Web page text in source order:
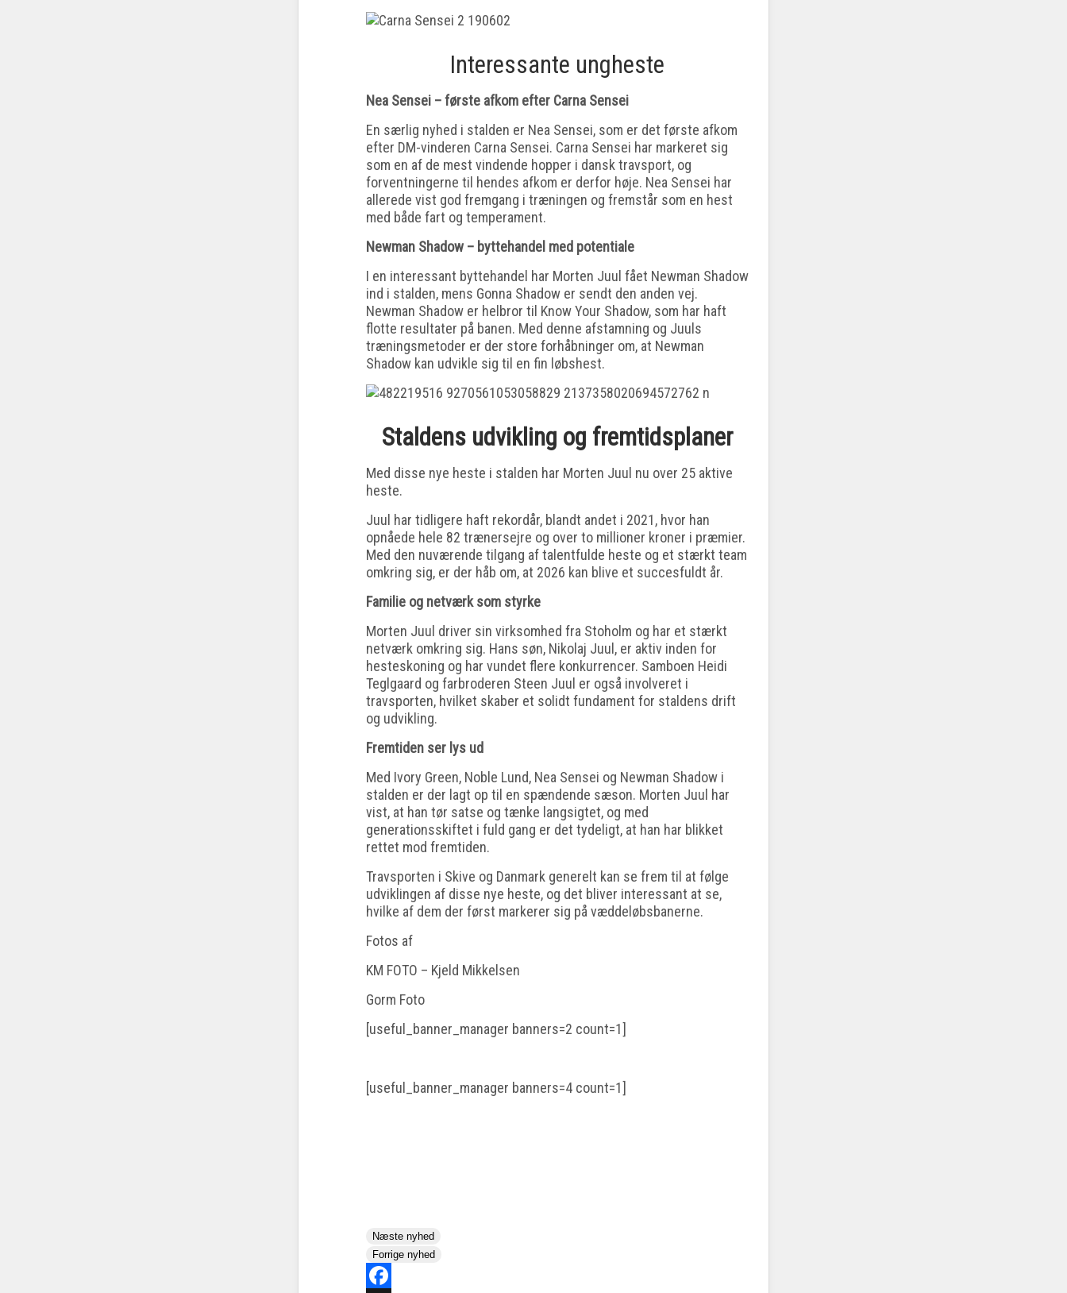
Interessante ungheste
Nea Sensei – første afkom efter Carna Sensei
En særlig nyhed i stalden er Nea Sensei, som er det første afkom
efter DM-vinderen Carna Sensei. Carna Sensei har markeret sig
som en af de mest vindende hopper i dansk travsport, og
forventningerne til hendes afkom er derfor høje. Nea Sensei har
allerede vist god fremgang i træningen og fremstår som en hest
med både fart og temperament.
Newman Shadow – byttehandel med potentiale
I en interessant byttehandel har Morten Juul fået Newman Shadow
ind i stalden, mens Gonna Shadow er sendt den anden vej.
Newman Shadow er helbror til Know Your Shadow, som har haft
flotte resultater på banen. Med denne afstamning og Juuls
træningsmetoder er der store forhåbninger om, at Newman
Shadow kan udvikle sig til en fin løbshest.
Staldens udvikling og fremtidsplaner
Med disse nye heste i stalden har Morten Juul nu over 25 aktive
heste.
Juul har tidligere haft rekordår, blandt andet i 2021, hvor han
opnåede hele 82 trænersejre og over to millioner kroner i præmier.
Med den nuværende tilgang af talentfulde heste og et stærkt team
omkring sig, er der håb om, at 2026 kan blive et succesfuldt år.
Familie og netværk som styrke
Morten Juul driver sin virksomhed fra Stoholm og har et stærkt
netværk omkring sig. Hans søn, Nikolaj Juul, er aktiv inden for
hesteskoning og har vundet flere konkurrencer. Samboen Heidi
Teglgaard og farbroderen Steen Juul er også involveret i
travsporten, hvilket skaber et solidt fundament for staldens drift
og udvikling.
Fremtiden ser lys ud
Med Ivory Green, Noble Lund, Nea Sensei og Newman Shadow i
stalden er der lagt op til en spændende sæson. Morten Juul har
vist, at han tør satse og tænke langsigtet, og med
generationsskiftet i fuld gang er det tydeligt, at han har blikket
rettet mod fremtiden.
Travsporten i Skive og Danmark generelt kan se frem til at følge
udviklingen af disse nye heste, og det bliver interessant at se,
hvilke af dem der først markerer sig på væddeløbsbanerne.
Fotos af
KM FOTO – Kjeld Mikkelsen
Gorm Foto
[useful_banner_manager banners=2 count=1]
[useful_banner_manager banners=4 count=1]
Næste nyhed
Forrige nyhed